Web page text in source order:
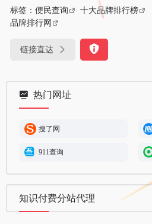
标签： 便民查询 十大品牌排行榜
品牌排行网
链接直达
热门网址
搜了网
911查询
知识付费分站代理